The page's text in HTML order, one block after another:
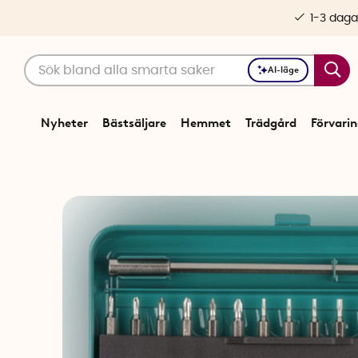
AI-läge
Nyheter Bästsäljare Hemmet Trädgård
1-3